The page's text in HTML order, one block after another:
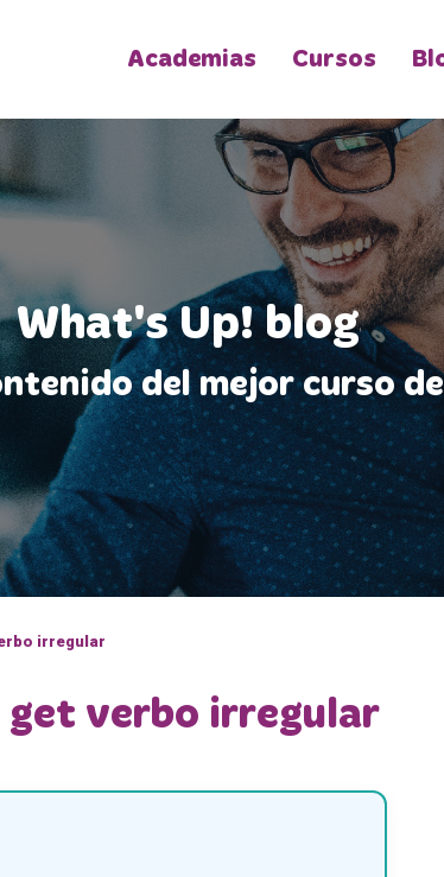
Academias Cursos
What's Up! blog
del mejor curso
irregular
get verbo irregular